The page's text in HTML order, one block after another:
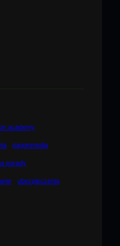
academy
pagonmedia
porady
ubezpieczenia